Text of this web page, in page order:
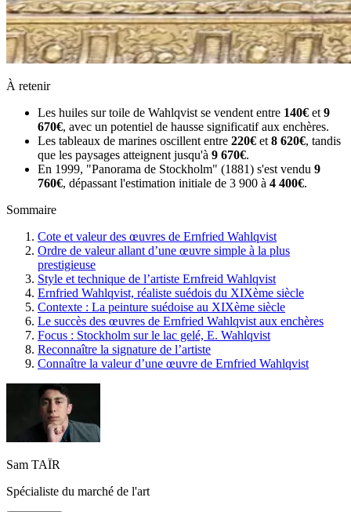
À retenir
Les huiles sur toile de Wahlqvist se vendent entre 140€ et 9
670€, avec un potentiel de hausse significatif aux enchères.
Les tableaux de marines oscillent entre 220€ et 8 620€, tandis
que les paysages atteignent jusqu'à 9 670€.
En 1999, "Panorama de Stockholm" (1881) s'est vendu 9
760€, dépassant l'estimation initiale de 3 900 à 4 400€.
Sommaire
Cote et valeur des œuvres de Ernfried Wahlqvist
Ordre de valeur allant d’une œuvre simple à la plus
prestigieuse
Style et technique de l’artiste Ernfreid Wahlqvist
Ernfried Wahlqvist, réaliste suédois du XIXème siècle
Contexte : La peinture suédoise au XIXème siècle
Le succès des œuvres de Ernfried Wahlqvist aux enchères
Focus : Stockholm sur le lac gelé, E. Wahlqvist
Reconnaître la signature de l’artiste
Connaître la valeur d’une œuvre de Ernfried Wahlqvist
Sam TAÏR
Spécialiste du marché de l'art